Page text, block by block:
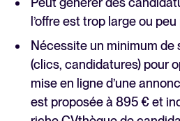
l’offre est trop large ou
Nécessite un minimum
(clics, candidatures) pour
mise en ligne d’une
est proposée à 895 € et